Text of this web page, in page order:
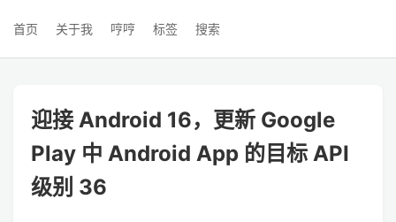
首页 关于我 哼哼 标签 搜索
迎接 Android 16，更新 Google
Play 中 Android App 的目标 API
级别 36